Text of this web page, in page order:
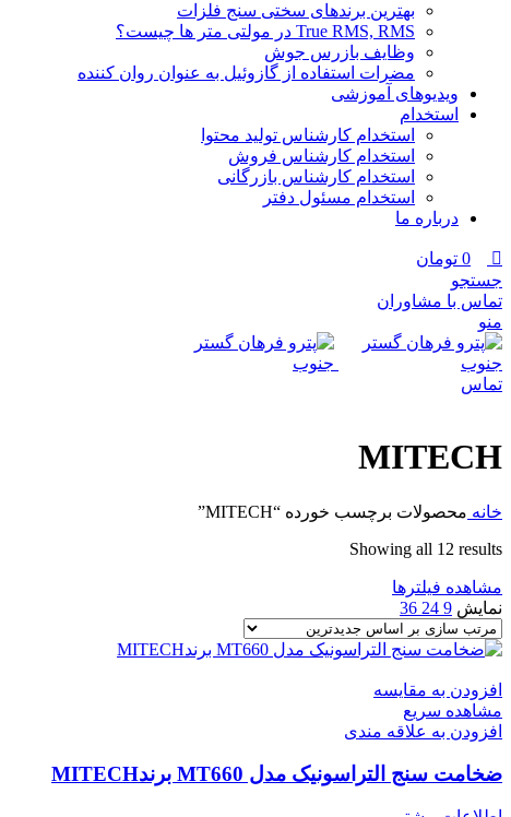
بهترین برندهای سختی سنج فلزات
True RMS, RMS در مولتی متر ها چیست؟
وظایف بازرس جوش
مضرات استفاده از گازوئیل به عنوان روان کننده
ویدیوهای آموزشی
استخدام
استخدام کارشناس تولید محتوا
استخدام کارشناس فروش
استخدام کارشناس بازرگانی
استخدام مسئول دفتر
درباره ما
0 تومان
جستجو
تماس با مشاوران
منو
تماس
MITECH
خانه محصولات برچسب خورده “MITECH”
Showing all 12 results
مشاهده فیلترها
نمایش 9
24
36
افزودن به مقایسه
مشاهده سریع
افزودن به علاقه مندی
ضخامت سنج التراسونیک مدل MT660 برندMITECH